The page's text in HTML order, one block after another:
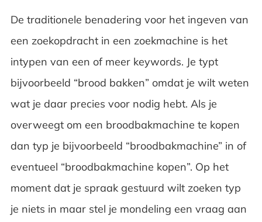
De traditionele benadering voor het ingeven van
een zoekopdracht in een zoekmachine is het
intypen van een of meer keywords. Je typt
bijvoorbeeld “brood bakken” omdat je wilt weten
wat je daar precies voor nodig hebt. Als je
overweegt om een broodbakmachine te kopen
dan typ je bijvoorbeeld “broodbakmachine” in of
eventueel “broodbakmachine kopen”. Op het
moment dat je spraak gestuurd wilt zoeken typ
je niets in maar stel je mondeling een vraag aan